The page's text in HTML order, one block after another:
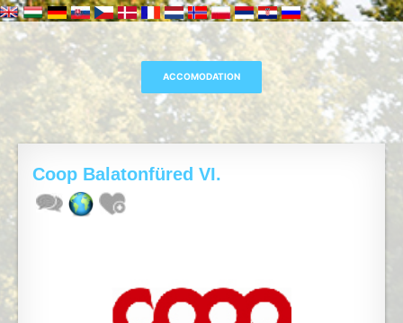
Coop Balatonfüred VI.